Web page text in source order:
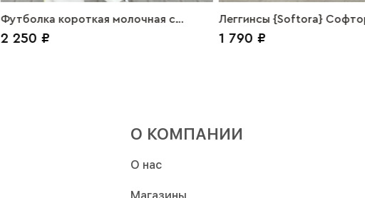
Футболка короткая молочная с
неоновым краем
2 250 ₽
Леггинсы {Softora}
молочный
1 790 ₽
О КОМПАНИИ
О нас